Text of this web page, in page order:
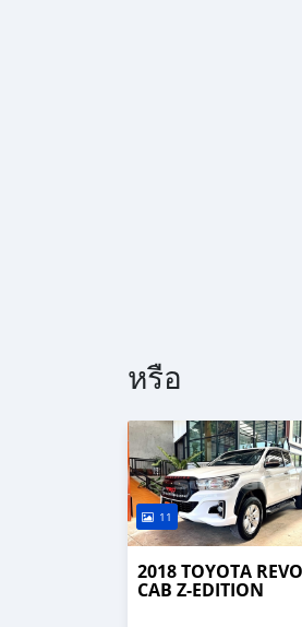
หรือ
11
2018 TOYOTA REVO
CAB Z-EDITION